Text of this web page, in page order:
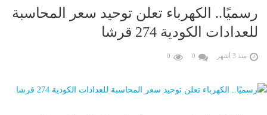
رسميًا.. الكهرباء تعلن توحيد سعر المحاسبة
للعدادات الكودية 274 قرشا
منذ 3 أشهر 0
0